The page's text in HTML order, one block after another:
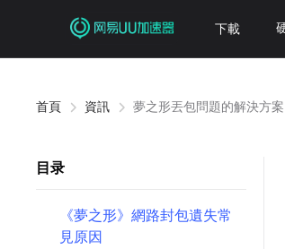
下載
首頁 資訊 夢之形丟包問題的解決方案
目录
《夢之形》網路封包遺失常
見原因